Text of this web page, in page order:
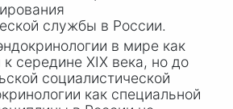
службы в России.
в мире как
к середине XIX века, но до
социалистической
как специальной